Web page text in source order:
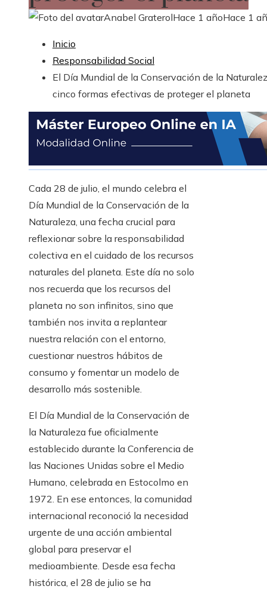
Anabel GraterolHace 1 añoHace 1
Inicio
Responsabilidad Social
El Día Mundial de la Conservación de la
cinco formas efectivas de proteger el planeta
Cada 28 de julio, el mundo celebra el
Día Mundial de la Conservación de la
Naturaleza, una fecha crucial para
reflexionar sobre la responsabilidad
colectiva en el cuidado de los recursos
naturales del planeta. Este día no solo
nos recuerda que los recursos del
planeta no son infinitos, sino que
también nos invita a replantear
nuestra relación con el entorno,
cuestionar nuestros hábitos de
consumo y fomentar un modelo de
desarrollo más sostenible.
El Día Mundial de la Conservación de
la Naturaleza fue oficialmente
establecido durante la Conferencia de
las Naciones Unidas sobre el Medio
Humano, celebrada en Estocolmo en
1972. En ese entonces, la comunidad
internacional reconoció la necesidad
urgente de una acción ambiental
global para preservar el
medioambiente. Desde esa fecha
histórica, el 28 de julio se ha